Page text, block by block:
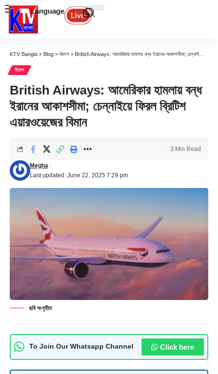
Language
KTV Bangla > Blog > বিদেশ > British Airways: আমেরিকার হামলায় বন্ধ ইরানের আকাশসীমা; চেন্নাইয়ে ফিরল ব্রিটিশ এয়ারওয়েজের বিমান
বিদেশ
British Airways: আমেরিকার হামলায় বন্ধ
ইরানের আকাশসীমা; চেন্নাইয়ে ফিরল ব্রিটিশ
এয়ারওয়েজের বিমান
Last updated: June 22, 2025 7:29 pm
Megha
3 Min Read
ছবি সংগৃহীত
To Join Our Whatsapp Channel Click here